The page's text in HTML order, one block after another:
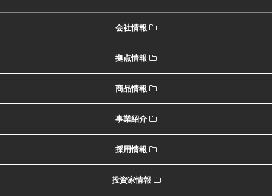
会社情報
拠点情報
商品情報
事業紹介
採用情報
投資家情報